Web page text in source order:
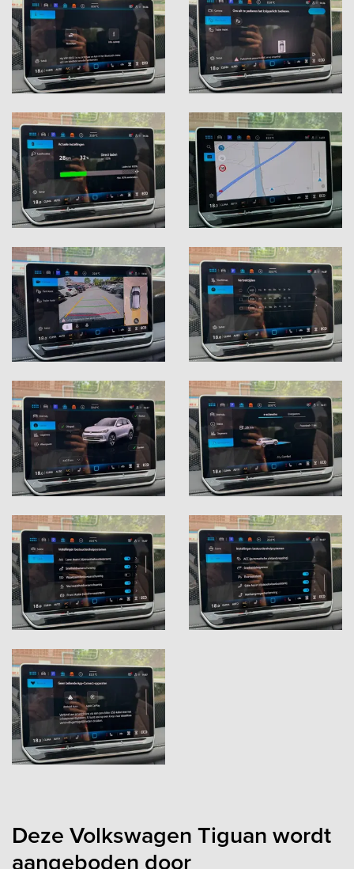
Deze Volkswagen Tiguan wordt
aangeboden door